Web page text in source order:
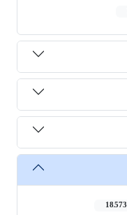
18,573